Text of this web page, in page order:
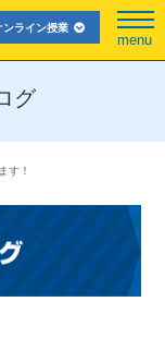
ンライン授業
menu
グ
す！